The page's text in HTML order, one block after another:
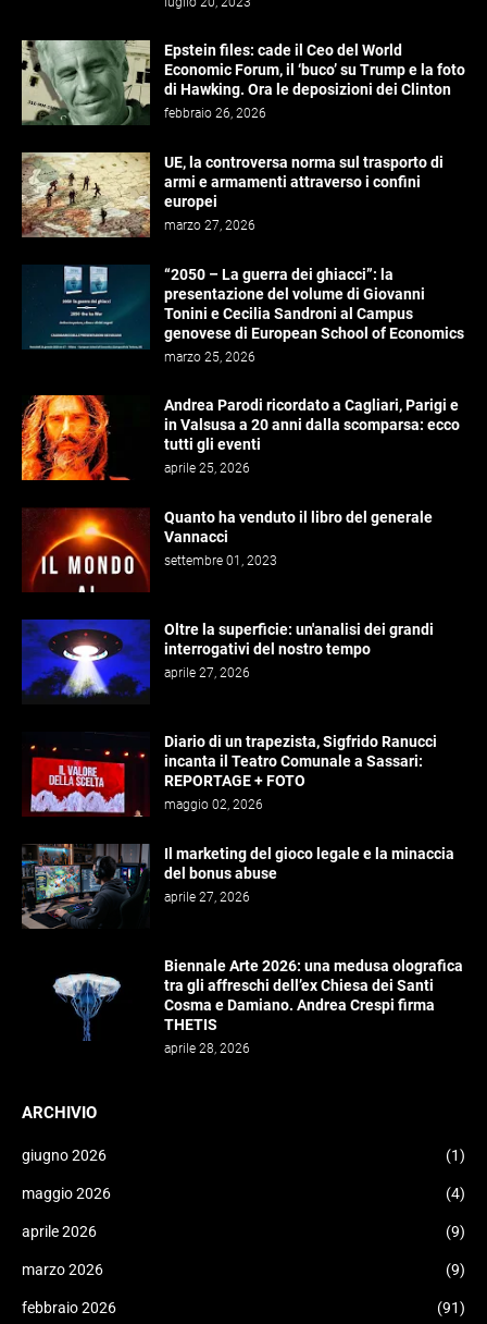
Epstein files: cade il Ceo del World
Economic Forum, il ‘buco’ su Trump e la foto
di Hawking. Ora le deposizioni dei Clinton
febbraio 26, 2026
UE, la controversa norma sul trasporto di
armi e armamenti attraverso i confini
europei
marzo 27, 2026
“2050 – La guerra dei ghiacci”: la
presentazione del volume di Giovanni
Tonini e Cecilia Sandroni al Campus
genovese di European School of Economics
marzo 25, 2026
Andrea Parodi ricordato a Cagliari, Parigi e
in Valsusa a 20 anni dalla scomparsa: ecco
tutti gli eventi
aprile 25, 2026
Quanto ha venduto il libro del generale
Vannacci
settembre 01, 2023
Oltre la superficie: un'analisi dei grandi
interrogativi del nostro tempo
aprile 27, 2026
Diario di un trapezista, Sigfrido Ranucci
incanta il Teatro Comunale a Sassari:
REPORTAGE + FOTO
maggio 02, 2026
Il marketing del gioco legale e la minaccia
del bonus abuse
aprile 27, 2026
Biennale Arte 2026: una medusa olografica
tra gli affreschi dell’ex Chiesa dei Santi
Cosma e Damiano. Andrea Crespi firma
THETIS
aprile 28, 2026
ARCHIVIO
giugno 2026 (1)
maggio 2026 (4)
aprile 2026 (9)
marzo 2026 (9)
febbraio 2026 (91)